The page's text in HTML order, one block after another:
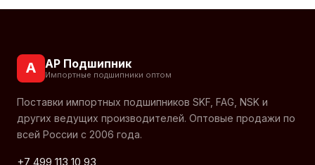
А АР Подшипник
Импортные подшипники оптом
Поставки импортных подшипников SKF, FAG, NSK и
других ведущих производителей. Оптовые продажи по
всей России с 2006 года.
+7 499 113 10 93